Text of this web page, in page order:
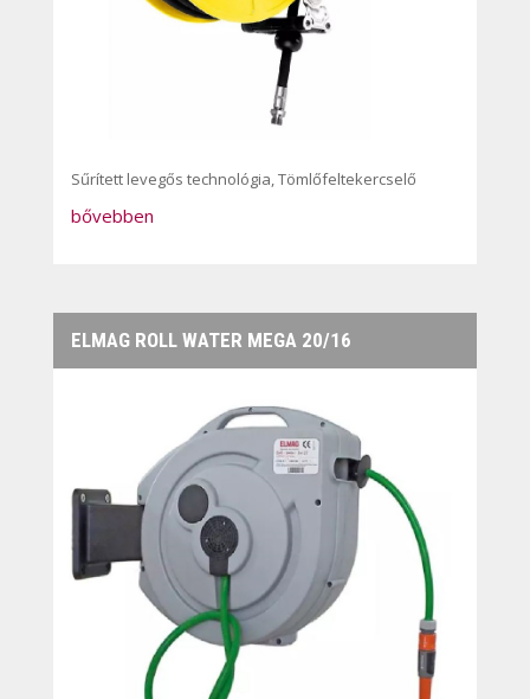
Sűrített levegős technológia,Tömlőfeltekercselő
bővebben
ELMAG ROLL WATER MEGA 20/16